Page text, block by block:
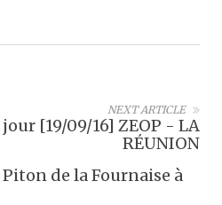
NEXT ARTICLE
[19/09/16] ZEOP - LA
RÉUNION
de la Fournaise à